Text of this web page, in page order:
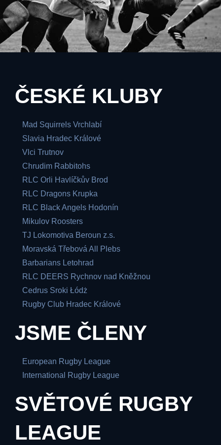
ČESKÉ KLUBY
Mad Squirrels Vrchlabí
Slavia Hradec Králové
Vlci Trutnov
Chrudim Rabbitohs
RLC Orli Havlíčkův Brod
RLC Dragons Krupka
RLC Black Angels Hodonín
Mikulov Roosters
TJ Lokomotiva Beroun z.s.
Moravská Třebová All Plebs
Barbarians Letohrad
RLC DEERS Rychnov nad Kněžnou
Cedrus Sroki Łódż
Rugby Club Hradec Králové
JSME ČLENY
European Rugby League
International Rugby League
SVĚTOVÉ RUGBY
LEAGUE